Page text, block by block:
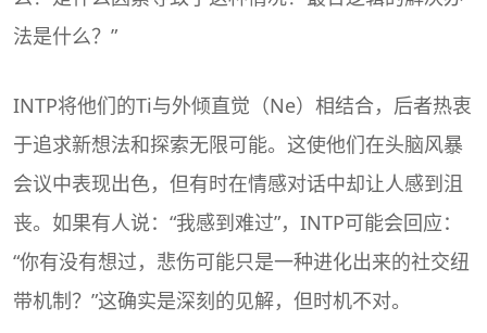
法是什么？”
INTP将他们的Ti与外倾直觉（Ne）相结合，后者热衷
于追求新想法和探索无限可能。这使他们在头脑风暴
会议中表现出色，但有时在情感对话中却让人感到沮
丧。如果有人说：“我感到难过”，INTP可能会回应：
“你有没有想过，悲伤可能只是一种进化出来的社交纽
带机制？”这确实是深刻的见解，但时机不对。